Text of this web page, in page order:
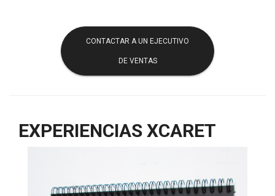
CONTACTAR A UN EJECUTIVO
DE VENTAS
EXPERIENCIAS XCARET